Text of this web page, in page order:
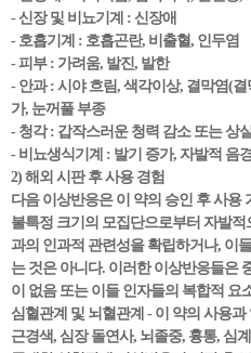
- 신장 및 비뇨기계 : 신장애
- 호흡기계 : 호흡곤란, 비출혈, 인두염
- 피부 : 가려움, 발진, 발한
- 안과 : 시야 흐림, 색각이상, 결막염(
가, 눈꺼풀 부종
- 청각 : 갑작스러운 청력 감소 또는 상
- 비뇨생식기계 : 발기 증가, 자발적 음
2) 해외 시판 후 사용 경험
다음 이상반응은 이 약의 승인 후 사용
불특정 크기의 모집단으로부터 자발
과의 인과적 관련성을 확립하거나, 이
는 것은 아니다. 이러한 이상반응들은
이 없음 또는 이들 인자들의 복합적 요
심혈관계 및 뇌혈관계 - 이 약의 사용
근경색, 심장 돌연사, 뇌졸중, 흉통, 심